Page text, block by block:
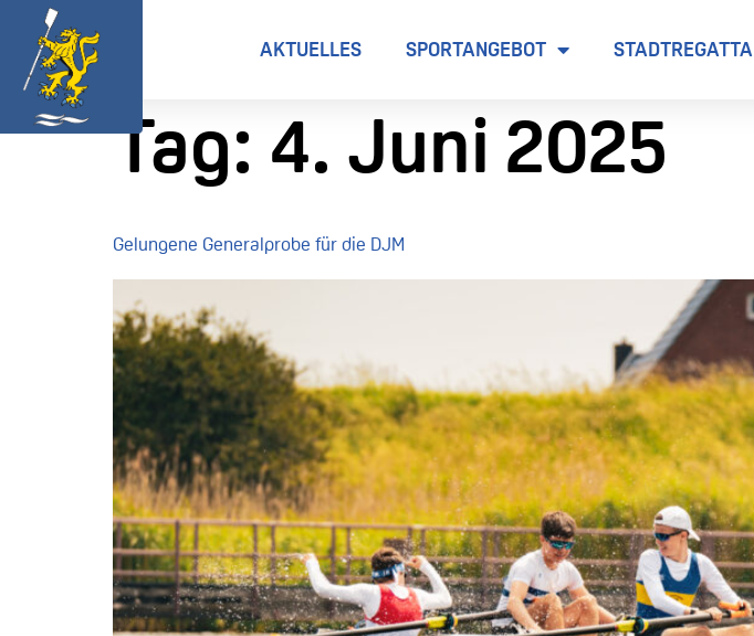
AKTUELLES SPORTANGEBOT STADTREGATTA
Tag: 4. Juni 2025
Gelungene Generalprobe für die DJM